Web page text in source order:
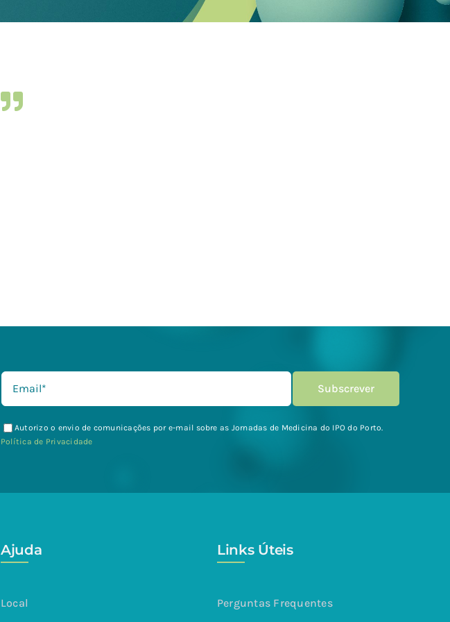
Autorizo o envio de comunicações por e-mail sobre as Jornadas de Medicina do IPO do Porto.
Política de Privacidade
Ajuda
Local
Links Úteis
Perguntas Frequentes